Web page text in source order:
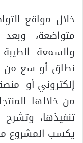
خلال مواقع
متواضعة، وبعد
والسمعة
نطاق أو سع من
إلكتروني أو
من خلالها
تنفيذها،
يكسب المشروع